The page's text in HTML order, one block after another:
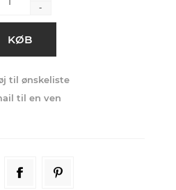
-